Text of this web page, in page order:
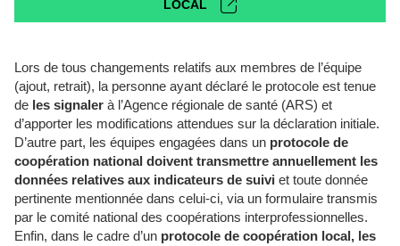
LOCAL
Lors de tous changements relatifs aux membres de l’équipe
(ajout, retrait), la personne ayant déclaré le protocole est tenue
de les signaler à l’Agence régionale de santé (ARS) et
d’apporter les modifications attendues sur la déclaration initiale.
D’autre part, les équipes engagées dans un protocole de
coopération national doivent transmettre annuellement les
données relatives aux indicateurs de suivi et toute donnée
pertinente mentionnée dans celui-ci, via un formulaire transmis
par le comité national des coopérations interprofessionnelles.
Enfin, dans le cadre d’un protocole de coopération local, les